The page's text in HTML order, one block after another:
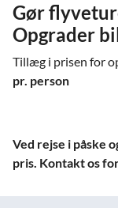
Gør
Opgrader
Tillæg i prisen for
pr. person
Ved rejse i påske
pris. Kontakt os